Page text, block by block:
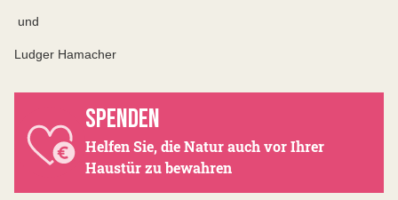
und
Ludger Hamacher
SPENDEN
Helfen Sie, die Natur auch vor Ihrer
Haustür zu bewahren